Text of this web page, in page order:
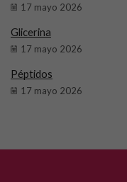
17 mayo 2026
Glicerina
17 mayo 2026
Péptidos
17 mayo 2026